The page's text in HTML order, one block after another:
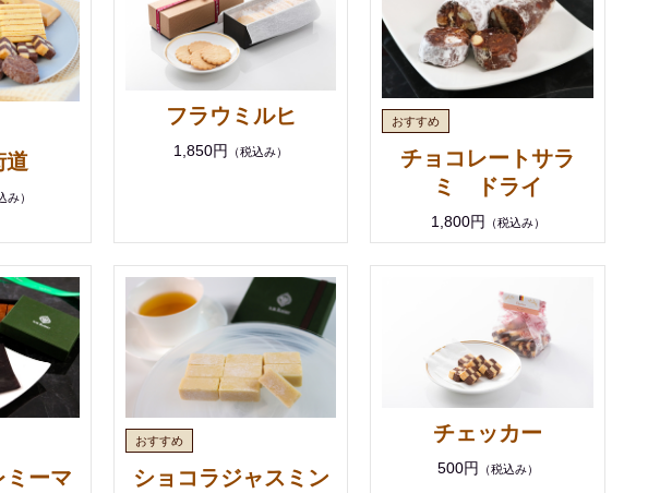
道
み）
フラウミルヒ
1,850円 （税込み）
チョコレートサラ
ミ ドライ
1,800円 （税込み）
ーマ
ショコラジャスミン
チェッカー
500円 （税込み）